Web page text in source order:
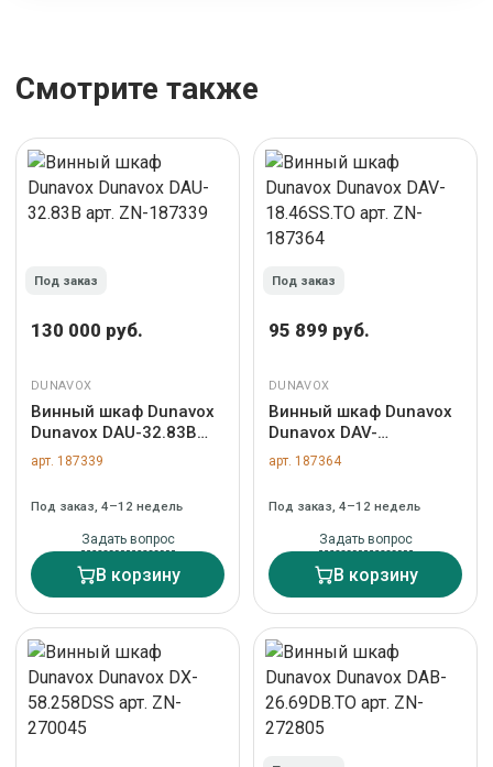
Смотрите также
Под заказ
130 000 руб.
DUNAVOX
Винный шкаф Dunavox
Dunavox DAU-32.83B
арт. ZN-187339
арт. 187339
Под заказ, 4–12 недель
Задать вопрос
В корзину
Под заказ
95 899 руб.
DUNAVOX
Винный шкаф Dunavox
Dunavox DAV-
18.46SS.TO арт. ZN-
187364
арт. 187364
Под заказ, 4–12 недель
Задать вопрос
В корзину